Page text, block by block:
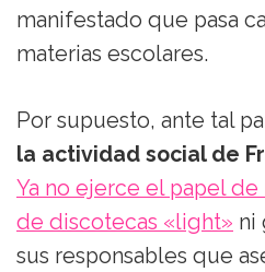
manifestado que pasa
materias escolares.
Por supuesto, ante tal
la actividad social de
Ya no ejerce el papel
de discotecas «light» ni
sus responsables que